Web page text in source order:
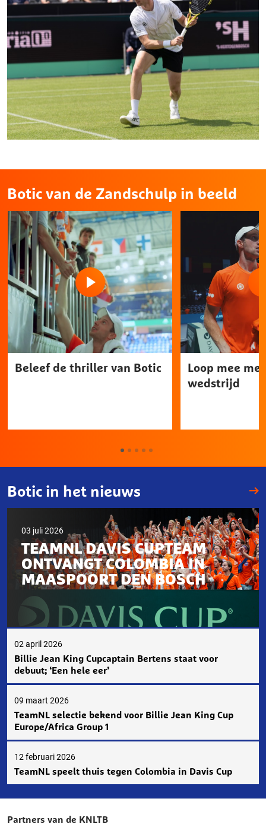
Botic van de Zandschulp in beeld
Beleef de thriller van Botic
Loop mee
wedstrijd
Botic in het nieuws
03 juli 2026
TEAMNL DAVIS CUPTEAM
ONTVANGT COLOMBIA IN
MAASPOORT DEN BOSCH
02 april 2026
Billie Jean King Cupcaptain Bertens staat voor
debuut; ‘Een hele eer’
09 maart 2026
TeamNL selectie bekend voor Billie Jean King Cup
Europe/Africa Group 1
12 februari 2026
TeamNL speelt thuis tegen Colombia in Davis Cup
Partners van de KNLTB